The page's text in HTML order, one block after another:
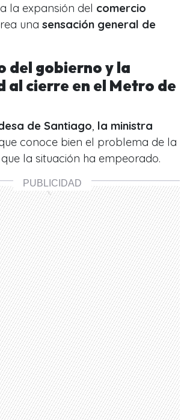
la expansión del comercio
una sensación general de
del gobierno y la
al cierre en el Metro de
de Santiago, la ministra
conoce bien el problema de la
la situación ha empeorado.